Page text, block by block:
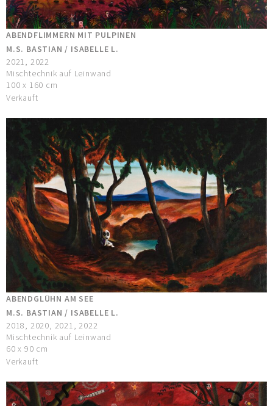
ABENDFLIMMERN MIT PULPINEN
M.S. BASTIAN / ISABELLE L.
2021, 2022
Mischtechnik auf Leinwand
100 x 160 cm
Verkauft
ABENDGLÜHN AM SEE
M.S. BASTIAN / ISABELLE L.
2018, 2020, 2021, 2022
Mischtechnik auf Leinwand
60 x 90 cm
Verkauft